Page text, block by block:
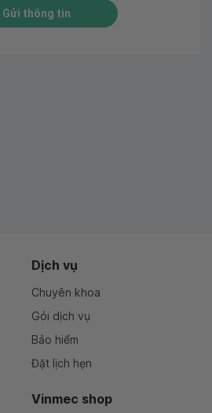
Gửi thông tin
Dịch vụ
Chuyên khoa
Gói dịch vụ
Bảo hiểm
Đặt lịch hẹn
Vinmec shop